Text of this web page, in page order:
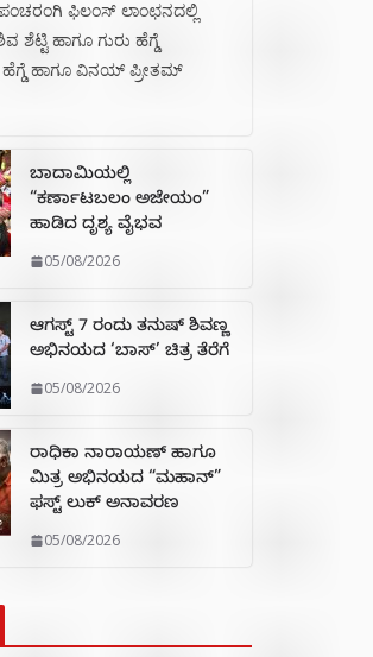
ಫಿಲಂಸ್ ಲಾಂಛನದಲ್ಲಿ
ಶೆಟ್ಟಿ ಹಾಗೂ ಗುರು ಹೆಗ್ಡೆ
ಹೆಗ್ಡೆ ಹಾಗೂ ವಿನಯ್ ಪ್ರೀತಮ್
ಬಾದಾಮಿಯಲ್ಲಿ
“ಕರ್ಣಾಟಬಲಂ ಅಜೇಯಂ”
ಹಾಡಿದ ದೃಶ್ಯ ವೈಭವ
05/08/2026
ಆಗಸ್ಟ್ 7 ರಂದು ತನುಷ್ ಶಿವಣ್ಣ
ಅಭಿನಯದ ‘ಬಾಸ್’ ಚಿತ್ರ ತೆರೆಗೆ
05/08/2026
ರಾಧಿಕಾ ನಾರಾಯಣ್ ಹಾಗೂ
ಮಿತ್ರ ಅಭಿನಯದ “ಮಹಾನ್”
ಫಸ್ಟ್ ಲುಕ್ ಅನಾವರಣ
05/08/2026